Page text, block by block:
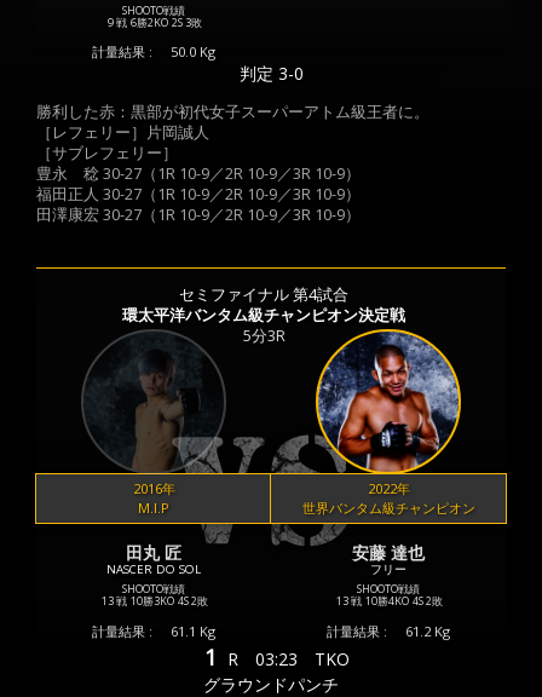
SHOOTO戦績
9 戦 6勝2KO 2S 3敗
計量結果 : 50.0 Kg
判定 3-0
勝利した赤：黒部が初代女子スーパーアトム級王者に。
［レフェリー］片岡誠人
［サブレフェリー］
豊永 稔 30-27（1R 10-9／2R 10-9／3R 10-9）
福田正人 30-27（1R 10-9／2R 10-9／3R 10-9）
田澤康宏 30-27（1R 10-9／2R 10-9／3R 10-9）
セミファイナル 第4試合
環太平洋バンタム級チャンピオン決定戦
5分3R
2016年
M.I.P
田丸 匠
NASCER DO SOL
SHOOTO戦績
13 戦 10勝3KO 4S 2敗
計量結果 : 61.1 Kg
2022年
世界バンタム級チャンピオン
安藤 達也
フリー
SHOOTO戦績
13 戦 10勝4KO 4S 2敗
計量結果 : 61.2 Kg
1 R 03:23
TKO
グラウンドパンチ